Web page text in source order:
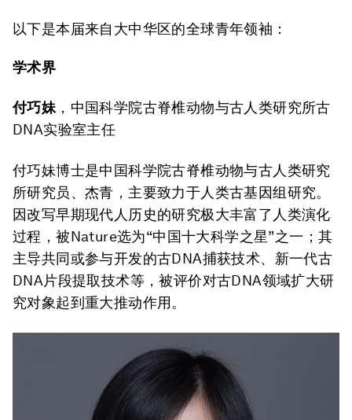
以下是本届来自大中华区的全球青年领袖：
学术界
付巧妹 ，中国科学院古脊椎动物与古人类研究所古
DNA实验室主任
付巧妹博士是中国科学院古脊椎动物与古人类研究
所研究员、杰青，主要致力于人类古基因组研究。
因改写早期现代人历史的研究极大丰富了人类演化
过程，被Nature选为“中国十大科学之星”之一；其
主导共同或参与开发的古DNA捕获技术、新一代古
DNA片段提取技术等，被评价对古DNA领域扩大研
究对象起到重大推动作用。